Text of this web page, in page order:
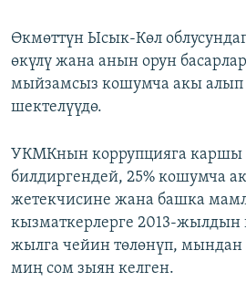
Өкмөттүн Ысык-Көл
өкүлү жана анын орун
мыйзамсыз кошумча акы алып
шектелүүдө.
УКМКнын коррупцияга
билдиргендей, 25% кошумча
жетекчисине жана башка
кызматкерлерге 2013-
жылга чейин төлөнүп, мындан
миң сом зыян келген.